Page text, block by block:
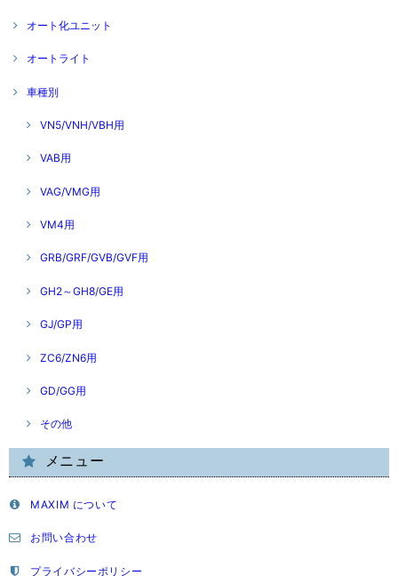
オート化ユニット
オートライト
車種別
VN5/VNH/VBH用
VAB用
VAG/VMG用
VM4用
GRB/GRF/GVB/GVF用
GH2～GH8/GE用
GJ/GP用
ZC6/ZN6用
GD/GG用
その他
メニュー
MAXIM について
お問い合わせ
プライバシーポリシー